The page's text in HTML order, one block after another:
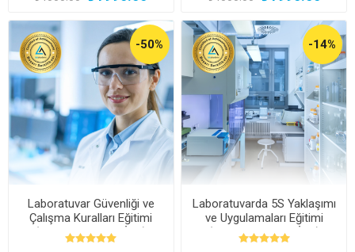
-50%
Laboratuvar Güvenliği ve
Çalışma Kuralları Eğitimi
(Kayıttan Hemen İzle)
-14%
Laboratuvarda 5S Yaklaşımı
ve Uygulamaları Eğitimi
(Kayıttan Hemen İzle)